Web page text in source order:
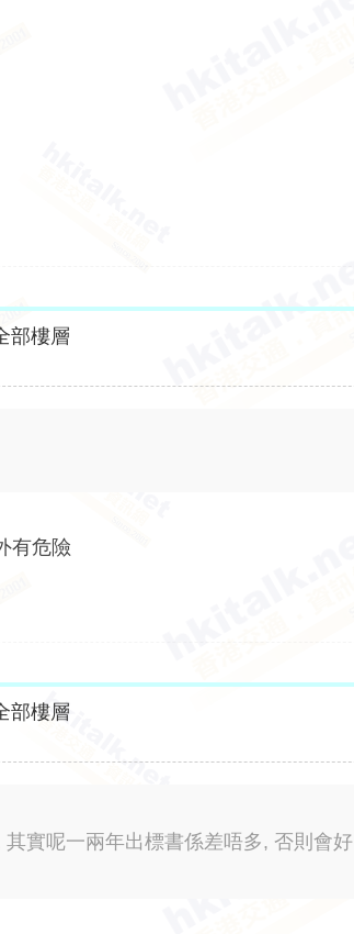
部樓層
有危險
部樓層
實呢一兩年出標書係差唔多, 否則會好